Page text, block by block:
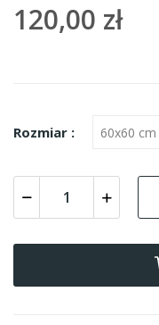
120,00 zł
Rozmiar :